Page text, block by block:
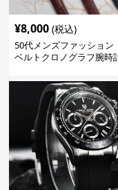
¥8,000 (税込)
50代メンズファッション
ベルトクロノグラフ腕時